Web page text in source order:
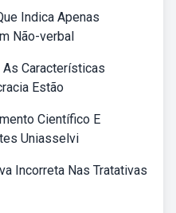
Indica Apenas
Não-verbal
Características
Estão
Científico E
Uniasselvi
Incorreta Nas Tratativas